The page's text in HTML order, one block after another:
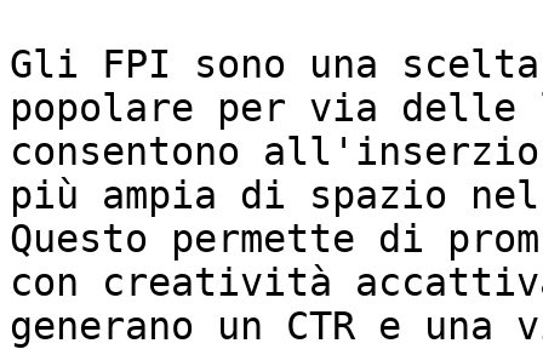
Gli FPI sono una
popolare per via delle
consentono
più ampia di spazio
Questo permette di
con creatività
generano un CTR e